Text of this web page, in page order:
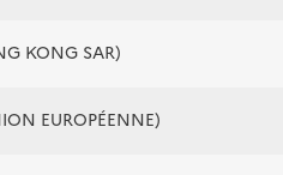
KONG SAR)
EUROPÉENNE)